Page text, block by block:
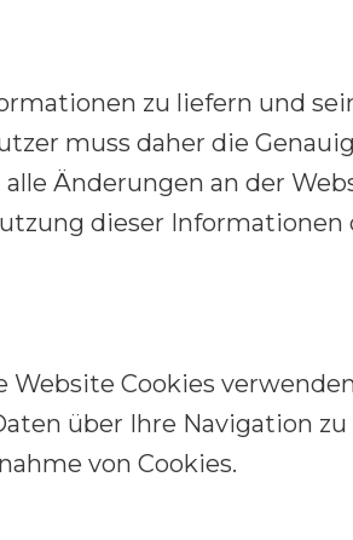
zu liefern und
muss daher die
Änderungen an der
dieser
Cookies
über Ihre Navigation
von Cookies.